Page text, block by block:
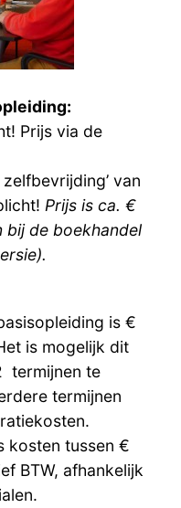
Prijs via de
van
Prijs is ca. €
bij de boekhandel
is €
is mogelijk dit
termijnen te
termijnen
kosten tussen €
BTW, afhankelijk